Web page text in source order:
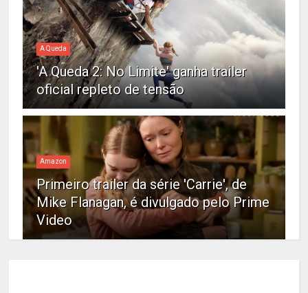
A Queda
'A Queda 2: No Limite' ganha trailer
oficial repleto de tensão
Amazon
Primeiro trailer da série 'Carrie', de
Mike Flanagan, é divulgado pelo Prime
Video